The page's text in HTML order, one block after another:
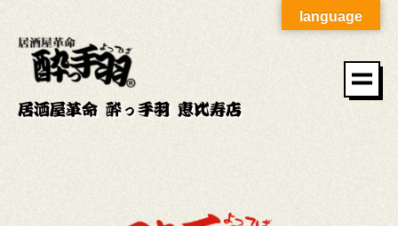
居酒屋革命 酔っ手羽 恵比寿店
language